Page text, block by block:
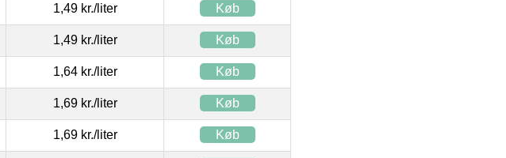
1,49 kr./liter Køb
1,49 kr./liter Køb
1,64 kr./liter Køb
1,69 kr./liter Køb
1,69 kr./liter Køb